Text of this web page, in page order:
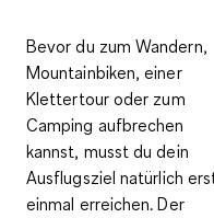
Bevor du zum Wandern,
Mountainbiken, einer
Klettertour oder zum
Camping aufbrechen
kannst, musst du dein
Ausflugsziel natürlich
einmal erreichen. Der